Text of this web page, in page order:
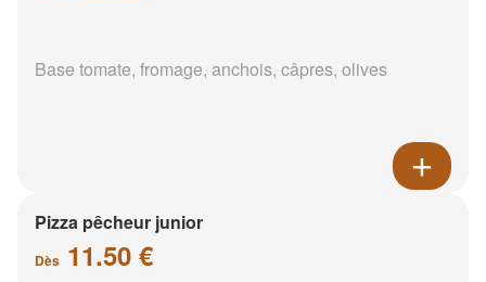
Base tomate, fromage, anchois, câpres, olives
Pizza pêcheur junior
Dès 11.50 €